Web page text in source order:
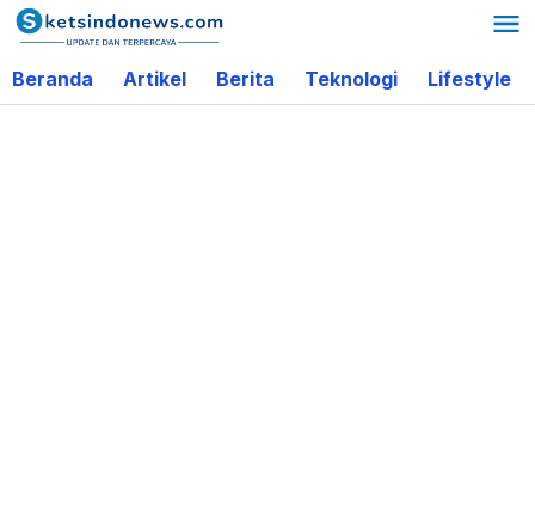
Lewati
ke
konten
Beranda Artikel Berita Teknologi Lifestyle